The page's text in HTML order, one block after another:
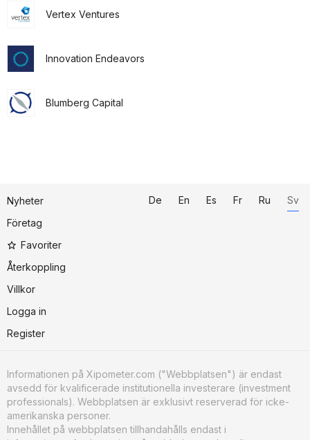
Vertex Ventures
Innovation Endeavors
Blumberg Capital
Nyheter
Företag
Favoriter
Återkoppling
Villkor
Logga in
Register
De En Es Fr Ru Sv
Informationen på Xipometer.com ("Webbplatsen") är endast
avsedd för kvalificerade institutionella investerare (investment
professionals). Webbplatsen är exklusivt reserverad för icke-
amerikanska personer.
Innehållet på webbplatsen tillhandahålls endast i